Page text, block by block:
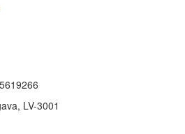
LV-3001